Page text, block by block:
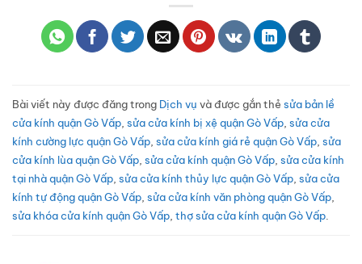
Bài viết này được đăng trong Dịch vụ và được gắn thẻ sửa bản lề
cửa kính quận Gò Vấp sửa cửa kính bị xệ quận Gò Vấp sửa cửa
kính cường lực quận Gò Vấp sửa cửa kính giá rẻ quận Gò Vấp sửa
cửa kính lùa quận Gò Vấp sửa cửa kính quận Gò Vấp sửa cửa kính
tại nhà quận Gò Vấp sửa cửa kính thủy lực quận Gò Vấp sửa cửa
kính tự động quận Gò Vấp sửa cửa kính văn phòng quận Gò Vấp
sửa khóa cửa kính quận Gò Vấp thợ sửa cửa kính quận Gò Vấp